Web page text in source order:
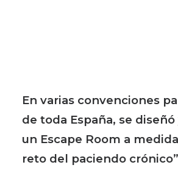
En varias convenciones
de toda España, se
un Escape Room a
reto del paciendo